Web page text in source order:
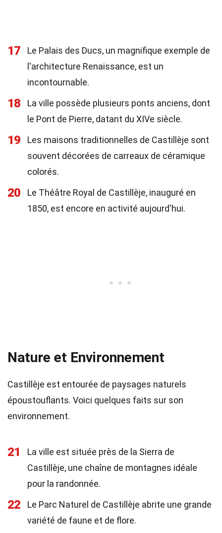
17
Le Palais des Ducs, un magnifique exemple de
l'architecture Renaissance, est un
incontournable.
18
La ville possède plusieurs ponts anciens, dont
le Pont de Pierre, datant du XIVe siècle.
19
Les maisons traditionnelles de Castillèje sont
souvent décorées de carreaux de céramique
colorés.
20
Le Théâtre Royal de Castillèje, inauguré en
1850, est encore en activité aujourd'hui.
Nature et Environnement
Castillèje est entourée de paysages naturels
époustouflants. Voici quelques faits sur son
environnement.
21
La ville est située près de la Sierra de
Castillèje, une chaîne de montagnes idéale
pour la randonnée.
22
Le Parc Naturel de Castillèje abrite une grande
variété de faune et de flore.